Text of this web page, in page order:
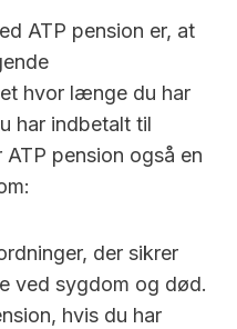
ATP pension er, at
hvor længe du har
har indbetalt til
pension også en
der sikrer
ved sygdom og død.
hvis du har